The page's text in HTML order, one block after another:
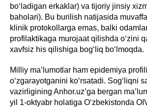
bo‘ladigan erkaklar) va tijoriy jinsiy
baholari). Bu burilish natijasida
klinik protokollarga emas, balki
profilaktikaga murojaat qilishda o‘zini
xavfsiz his qilishiga bog‘liq bo‘lmoqda.
Milliy ma’lumotlar ham epidemiya
o‘zgarayotganini ko‘rsatadi. Sog‘liqni
vazirligining Anhor.uz’ga bergan
yil 1-oktyabr holatiga O‘zbekistonda